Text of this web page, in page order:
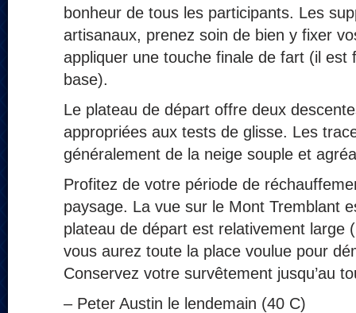
bonheur de tous les participants. Les
artisanaux, prenez soin de bien y fixer
appliquer une touche finale de fart (il est
base).
Le plateau de départ offre deux
appropriées aux tests de glisse. Les
généralement de la neige souple et
Profitez de votre période de
paysage. La vue sur le Mont Tremblant
plateau de départ est relativement large
vous aurez toute la place voulue pour
Conservez votre survêtement jusqu’au
– Peter Austin le lendemain (40 C)